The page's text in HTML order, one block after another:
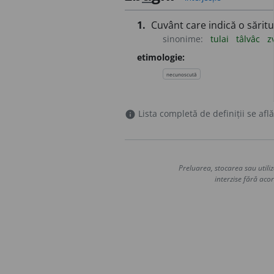
1. Cuvânt care indică o
sinonime: tulai tâlvâc
etimologie:
necunoscută
info Lista completă de definiții se
Preluarea, stocarea sau
interzise fără